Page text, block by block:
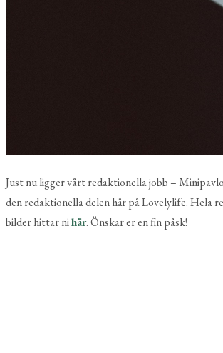
Just nu ligger vårt redaktionella jobb –
den redaktionella delen här på Lovelylife. Hela
bilder hittar nihär. Önskar er en fin påsk!